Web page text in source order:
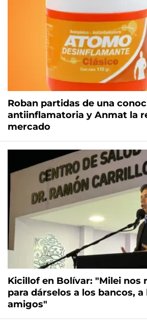
Roban partidas de una
antiinflamatoria y Anmat la
mercado
Kicillof en Bolívar: "Milei nos
para dárselos a los bancos,
amigos"